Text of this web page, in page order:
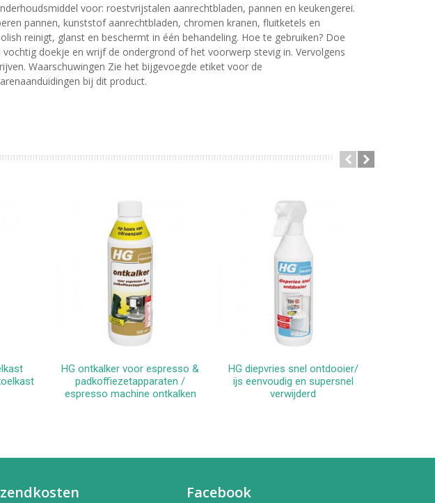
voor: roestvrijstalen aanrechtbladen, pannen en keukengerei.
pannen, kunststof aanrechtbladen, chromen kranen, fluitketels en
reinigt, glanst en beschermt in één behandeling. Hoe te gebruiken? Doe
doekje en wrijf de ondergrond of het voorwerp stevig in. Vervolgens
Waarschuwingen Zie het bijgevoegde etiket voor de
bij dit product.
In winkelwagen
HG ontkalker voor espresso &
padkoffiezetapparaten /
espresso machine ontkalken
In winkelwagen
HG diepvries snel ontdooier/
ijs eenvoudig en supersnel
verwijderd
Facebook